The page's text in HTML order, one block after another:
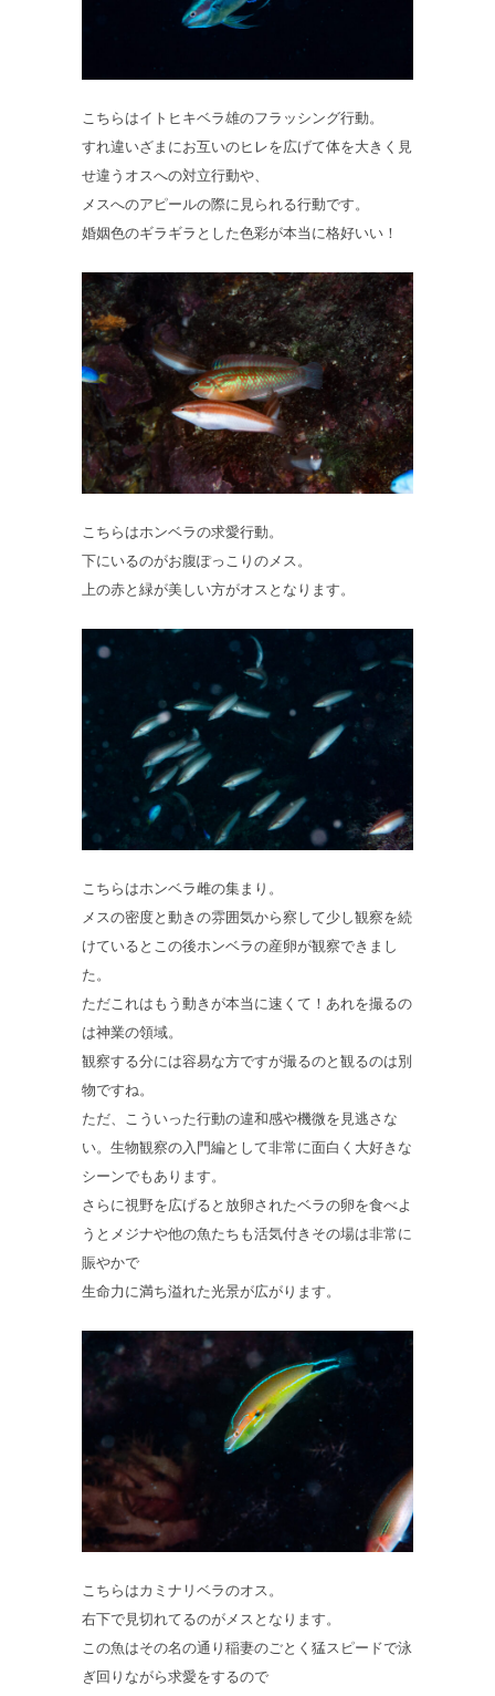
こちらはイトヒキベラ雄のフラッシング行動。
すれ違いざまにお互いのヒレを広げて体を大きく見
せ違うオスへの対立行動や、
メスへのアピールの際に見られる行動です。
婚姻色のギラギラとした色彩が本当に格好いい！
こちらはホンベラの求愛行動。
下にいるのがお腹ぽっこりのメス。
上の赤と緑が美しい方がオスとなります。
こちらはホンベラ雌の集まり。
メスの密度と動きの雰囲気から察して少し観察を続
けているとこの後ホンベラの産卵が観察できまし
た。
ただこれはもう動きが本当に速くて！あれを撮るの
は神業の領域。
観察する分には容易な方ですが撮るのと観るのは別
物ですね。
ただ、こういった行動の違和感や機微を見逃さな
い。生物観察の入門編として非常に面白く大好きな
シーンでもあります。
さらに視野を広げると放卵されたベラの卵を食べよ
うとメジナや他の魚たちも活気付きその場は非常に
賑やかで
生命力に満ち溢れた光景が広がります。
こちらはカミナリベラのオス。
右下で見切れてるのがメスとなります。
この魚はその名の通り稲妻のごとく猛スピードで泳
ぎ回りながら求愛をするので